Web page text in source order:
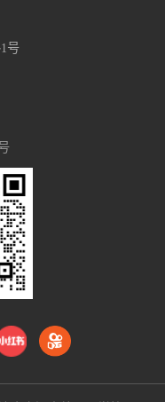
号